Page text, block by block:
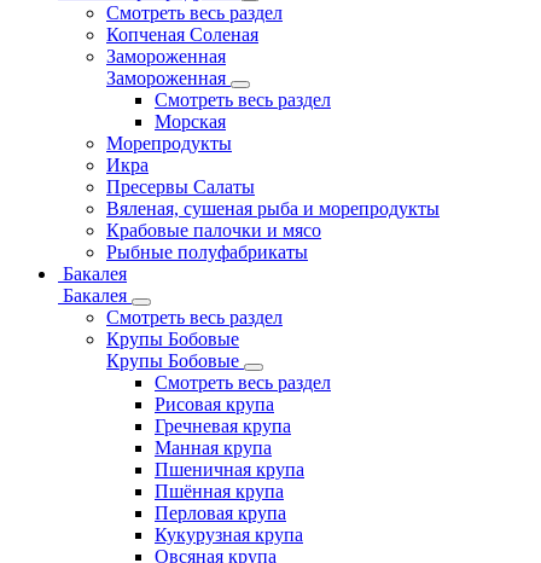
Смотреть весь раздел
Копченая Соленая
Замороженная
Замороженная
Смотреть весь раздел
Морская
Морепродукты
Икра
Пресервы Салаты
Вяленая, сушеная рыба и морепродукты
Крабовые палочки и мясо
Рыбные полуфабрикаты
Бакалея
Бакалея
Смотреть весь раздел
Крупы Бобовые
Крупы Бобовые
Смотреть весь раздел
Рисовая крупа
Гречневая крупа
Манная крупа
Пшеничная крупа
Пшённая крупа
Перловая крупа
Кукурузная крупа
Овсяная крупа